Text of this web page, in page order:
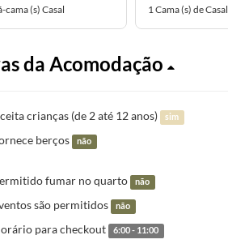
cama (s) Casal 1 Cama (s) de Casal
da Acomodação
crianças (de 2 até 12 anos) sim
berços não
fumar no quarto não
são permitidos não
para checkout 6:00 - 11:00